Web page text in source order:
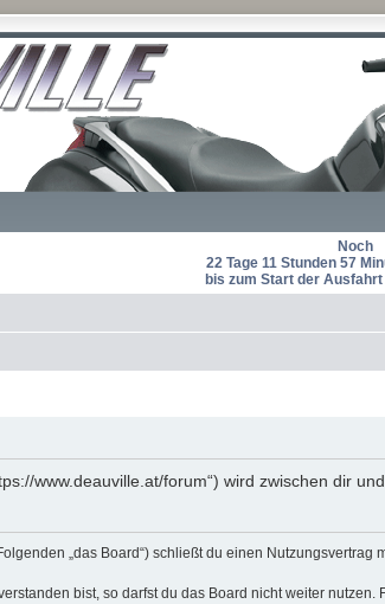
Noch
22 Tage 11 Stunden 57
bis zum Start der
www.deauville.at/forum“) wird zwischen dir
„das Board“) schließt du einen
bist, so darfst du das Board nicht weiter